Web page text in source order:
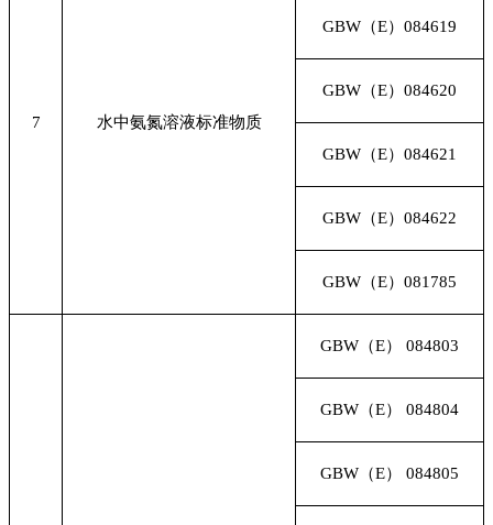
7 水中氨氮溶液标准物质
GBW （E）084619
GBW （E）084620
GBW （E）084621
GBW （E）084622
GBW （E）081785
GBW （E） 084803
GBW （E） 084804
GBW （E） 084805